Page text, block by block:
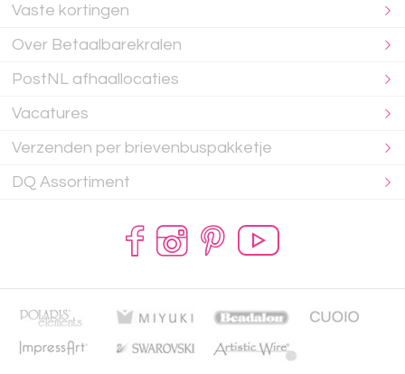
Vaste kortingen
Over Betaalbarekralen
PostNL afhaallocaties
Vacatures
Verzenden per brievenbuspakketje
DQ Assortiment